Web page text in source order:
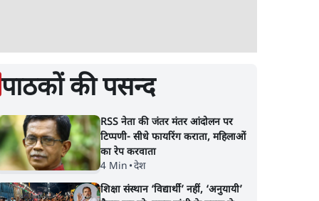
पाठकों की पसन्द
RSS नेता की जंतर मंतर आंदोलन पर
टिप्पणी- सीधे फायरिंग कराता, महिलाओं
का रेप करवाता
4 Min •देश
शिक्षा संस्थान ‘विद्यार्थी’ नहीं, ‘अनुयायी’